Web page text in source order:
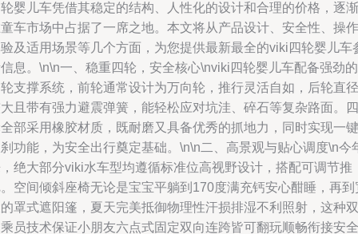
婴儿车凭借其稳定的结构、人性化的设计和合理的价格，逐渐
车市场中占据了一席之地。本文将从产品设计、安全性、操作
及适用场景等几个方面，为您提供最新最全的viki四轮婴儿车
息。\n\n一、稳重四轮，安全核心\nviki四轮婴儿车配备强劲的
支撑系统，前轮通常设计为万向轮，推行灵活自如，后轮直径
且带有强力避震弹簧，能轻松应对坑洼、碎石等复杂路面。四
部采用橡胶材质，既耐磨又具备优秀的抓地力，同时实现一键
功能，为安全出行奠定基础。\n\n二、高景观与贴心调度\n今
绝大部分viki水车型均遵循标准位高视野设计，搭配可调节推
空间倾斜座椅无论是宝宝平躺到170度满充钙安心酣睡，再到
罩式遮阳篷，夏天完美抵御物理性汗损排湿不利照射，这种双
员技术保证小朋友六点式固定双向连跨皆可翻玩顺畅衔接安全